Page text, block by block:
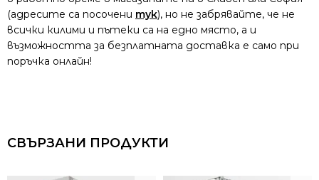
(адресите са посочени тук), но не забрявайте, че не
всички килими и пътеки са на едно място, а и
възможността за безплатната доставка е само при
поръчка онлайн!
СВЪРЗАНИ ПРОДУКТИ